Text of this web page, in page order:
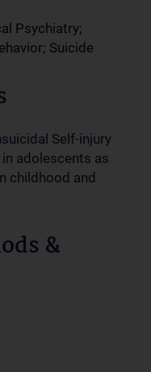
Psychiatry;
Suicide
Self-injury
adolescents as
childhood and
&